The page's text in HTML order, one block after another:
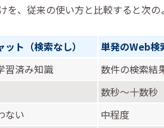
を、従来の使い方と比較すると次の
ト（検索なし） 単発のWeb検
習済み知識 数件の検索結
数秒〜十数秒
ない 中程度